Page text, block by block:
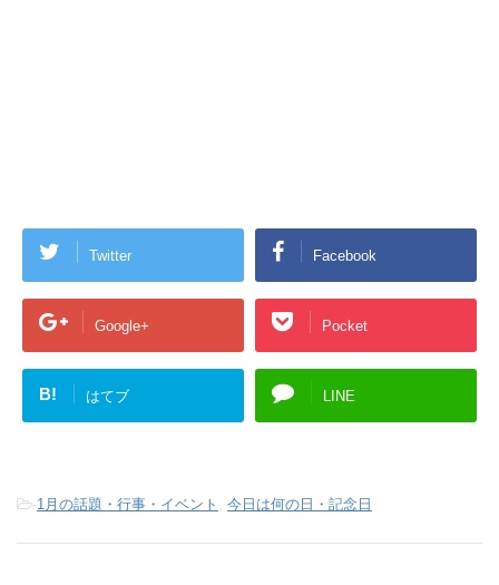
Twitter Facebook
Google+ Pocket
B! はてブ LINE
-1月の話題・行事・イベント , 今日は何の日・記念日